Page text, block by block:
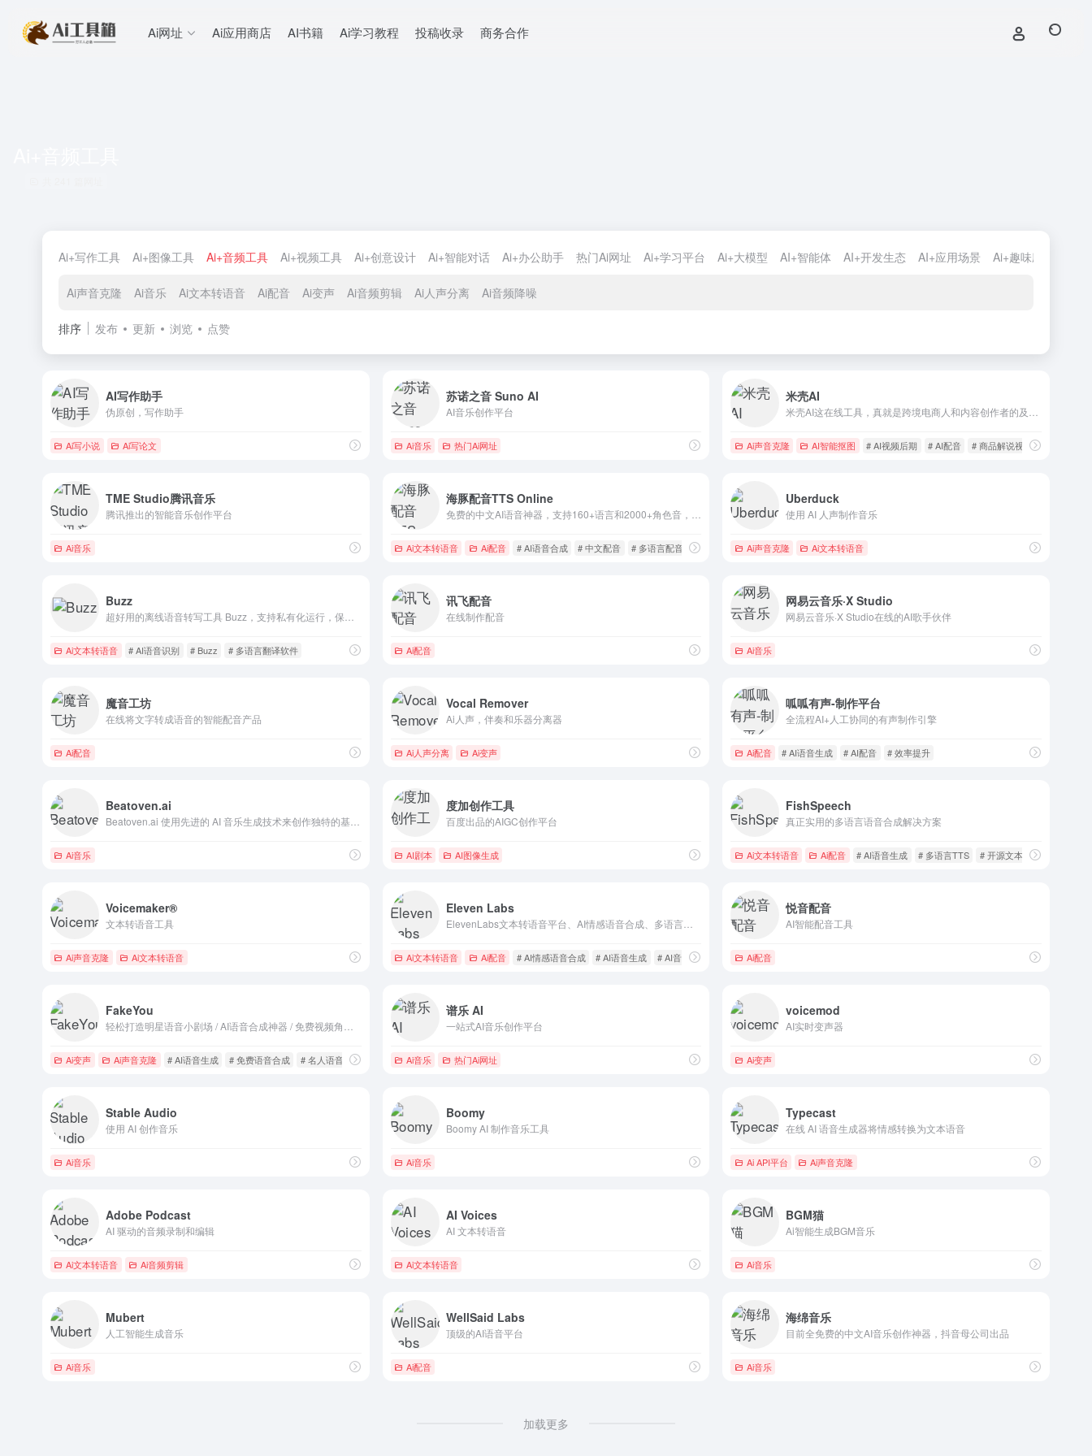
Ai网址 Ai应用商店 AI书籍 Ai学习教程 投稿收录 商务合作
Ai+写作工具 Ai+图像工具 Ai+音频工具 Ai+视频工具 Ai+创意设计 Ai+智能对话 Ai+办公助手 热门Ai网址 Ai+学习平台 Ai+大模型 AI+智能体 AI+开发生态 AI+应用场景 Ai+趣味应用
Ai声音克隆 Ai音乐 Ai文本转语音 Ai配音 Ai变声 Ai音频剪辑 Ai人声分离 Ai音频降噪
排序 发布 更新 浏览 点赞
AI写作助手
伪原创，写作助手
Ai写小说 Ai写论文
苏诺之音 Suno AI
AI音乐创作平台
Ai音乐 热门Ai网址
米壳AI
Ai声音克隆 AI智能抠图 # AI视频后期 # AI配音 # 商品解说视频
TME Studio腾讯音乐
腾讯推出的智能音乐创作平台
Ai音乐
海豚配音TTS Online
Ai文本转语音 Ai配音 # AI语音合成 # 中文配音 # 多语言配音
Uberduck
使用 AI 人声制作音乐
Ai声音克隆 Ai文本转语音
Buzz
Ai文本转语音 # AI语音识别 # Buzz # 多语言翻译软件
讯飞配音
在线制作配音
Ai配音
网易云音乐·X Studio
网易云音乐·X Studio在线的AI歌手伙伴
Ai音乐
魔音工坊
在线将文字转成语音的智能配音产品
Ai配音
Vocal Remover
Ai人声，伴奏和乐器分离器
Ai人声分离 Ai变声
呱呱有声-制作平台
全流程AI+人工协同的有声制作引擎
Ai配音 # AI语音生成 # AI配音 # 效率提升
Beatoven.ai
Ai音乐
度加创作工具
百度出品的AIGC创作平台
AI剧本 AI图像生成
FishSpeech
真正实用的多语言语音合成解决方案
Ai文本转语音 Ai配音 # AI语音生成 # 多语言TTS # 开源文本转语音
Voicemaker®
文本转语音工具
Ai声音克隆 Ai文本转语音
Eleven Labs
ElevenLabs文本转语音平台、AI情感语音合成、多语言语音克隆、多角色AI对话生成、AI音频安全与溯源
Ai文本转语音 Ai配音 # AI情感语音合成 # AI语音生成 # AI音频安全与溯源
悦音配音
AI智能配音工具
Ai配音
FakeYou
Ai变声 Ai声音克隆 # AI语音生成 # 免费语音合成 # 名人语音模仿
谱乐 AI
一站式AI音乐创作平台
Ai音乐 热门Ai网址
voicemod
AI实时变声器
Ai变声
Stable Audio
使用 AI 创作音乐
Ai音乐
Boomy
Boomy AI 制作音乐工具
Ai音乐
Typecast
在线 AI 语音生成器将情感转换为文本语音
Ai API平台 Ai声音克隆
Adobe Podcast
AI 驱动的音频录制和编辑
Ai文本转语音 Ai音频剪辑
AI Voices
AI 文本转语音
Ai文本转语音
BGM猫
Ai智能生成BGM音乐
Ai音乐
Mubert
人工智能生成音乐
Ai音乐
WellSaid Labs
顶级的AI语音平台
Ai配音
海绵音乐
目前全免费的中文AI音乐创作神器，抖音母公司出品
Ai音乐
加载更多